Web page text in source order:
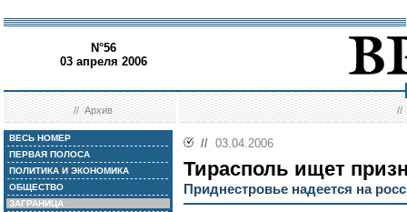
N°56
03 апреля 2006
//Архив //
ВЕСЬ НОМЕР
ПЕРВАЯ ПОЛОСА
ПОЛИТИКА И ЭКОНОМИКА
ОБЩЕСТВО
ЗАГРАНИЦА
// 03.04.2006
Тирасполь ищет
Приднестровье надеется на